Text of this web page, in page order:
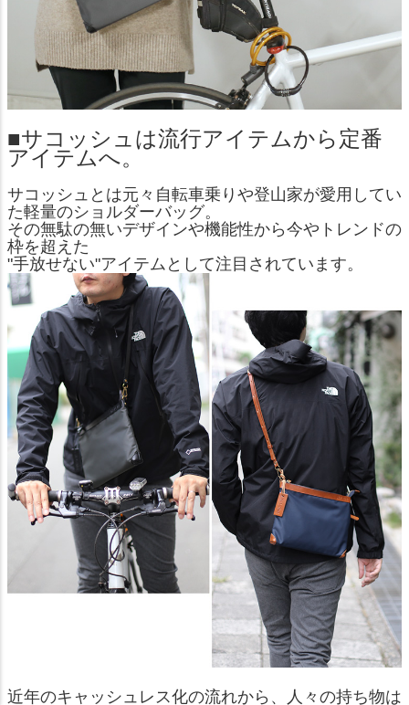
■サコッシュは流行アイテムから定番
アイテムへ。
サコッシュとは元々自転車乗りや登山家が愛用してい
た軽量のショルダーバッグ。
その無駄の無いデザインや機能性から今やトレンドの
枠を超えた
"手放せない"アイテムとして注目されています。
近年のキャッシュレス化の流れから、人々の持ち物は